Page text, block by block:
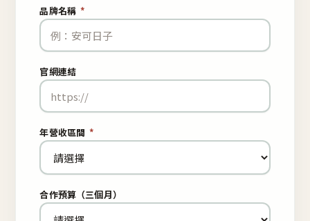
品牌名稱 *
官網連結
年營收區間 *
合作預算（三個月）